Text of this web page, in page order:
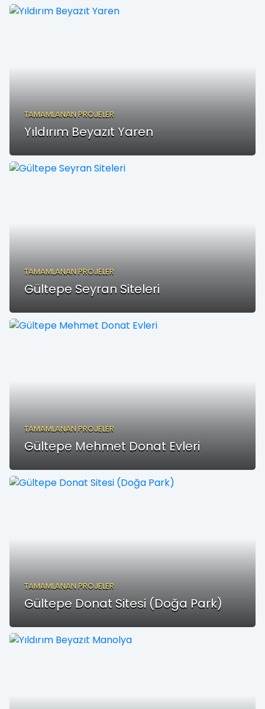
TAMAMLANAN PROJELER
Yıldırım Beyazıt Yaren
TAMAMLANAN PROJELER
Gültepe Seyran Siteleri
TAMAMLANAN PROJELER
Gültepe Mehmet Donat Evleri
TAMAMLANAN PROJELER
Gültepe Donat Sitesi (Doğa Park)